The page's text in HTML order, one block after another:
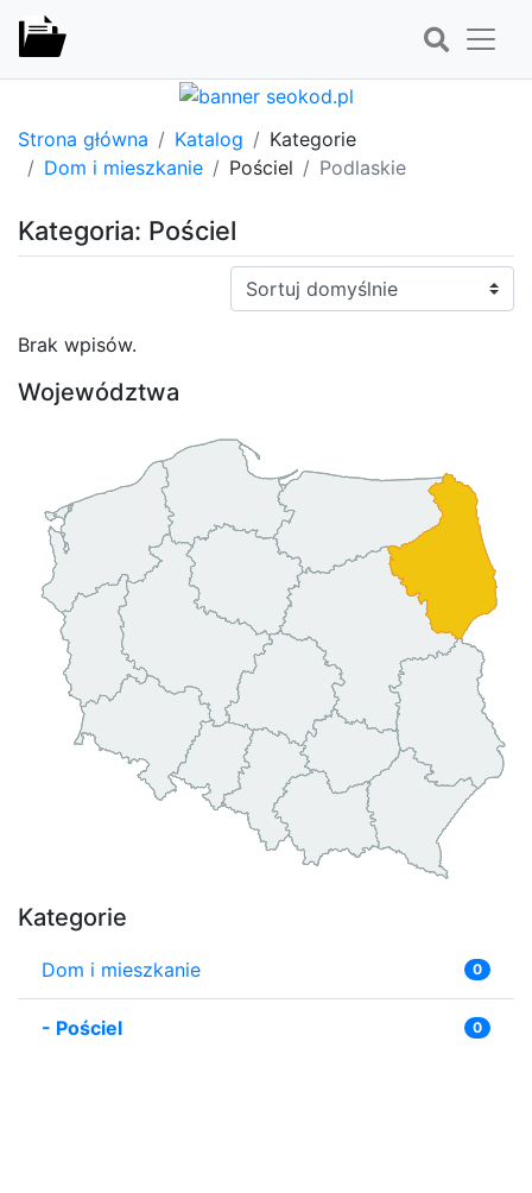
Strona główna Katalog
Kategorie
Dom i mieszkanie
Pościel Podlaskie
Kategoria: Pościel
Sortuj:
Brak wpisów.
Województwa
Kategorie
Dom i mieszkanie 0
- Pościel 0